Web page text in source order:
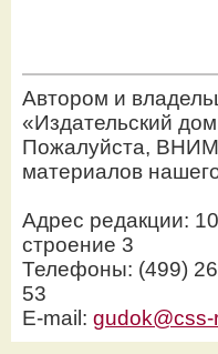
Автором и
«Издательский
Пожалуйста,
материалов
Адрес редакции:
строение 3
Телефоны: (499)
53
E-mail: gudok@css-